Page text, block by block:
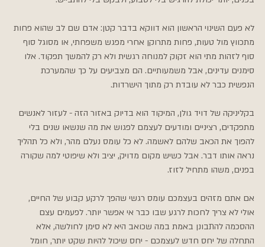
לא פעם השינוי הראשון הוא דווקא בדבר קטן: אדם שם לב שהוא פחות
מתכווץ מול טעות, פחות מתרוקן אחרי מפגש משפחתי, או מסוגל סוף
סוף לזהות מתי הוא זקוק למנוחה רגשית ולא רק להמשך תפקוד. אלו
סימנים עדינים, אבל משמעותיים. הם מצביעים על כך שהמערכת
הנפשית כבר לא עובדת רק מתוך הישרדות.
בקליניקה של דויד גולן, המיקוד הוא בדיוק באזור הזה - לעזור לאנשים
מתפקדים, רציניים ומודעים לעצמם לפגוש את מה שנשאו שנים בלי
להפוך את הכאב שלהם לאשמה. לא כל עומס נעלם מהר, ולא כל תהליך
נראה אותו דבר. אבל כשיש מקום מדויק, יציב ולא שיפוטי למה שקורה
בפנים, משהו מתחיל לזוז.
אם אתם מזהים בעצמכם עומס רגשי שהפך לרקע קבוע של החיים,
אולי לא צריך לחכות לרגע שבו כבר אי אפשר יותר. לפעמים עצם
ההסכמה להתבונן באמת במה שכואב היא לא סימן לחולשה, אלא
התחלה של יחס חדש לעצמכם - יחס שיכול להיות שקט יותר, חומל